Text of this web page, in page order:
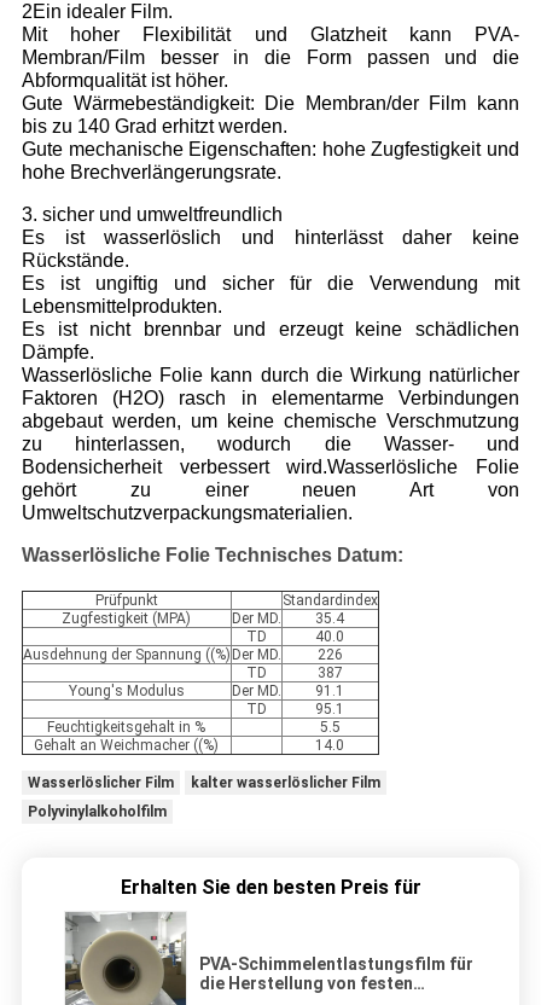
2Ein idealer Film.
Mit hoher Flexibilität und Glatzheit kann PVA-
Membran/Film besser in die Form passen und die
Abformqualität ist höher.
Gute Wärmebeständigkeit: Die Membran/der Film kann
bis zu 140 Grad erhitzt werden.
Gute mechanische Eigenschaften: hohe Zugfestigkeit und
hohe Brechverlängerungsrate.
3. sicher und umweltfreundlich
Es ist wasserlöslich und hinterlässt daher keine
Rückstände.
Es ist ungiftig und sicher für die Verwendung mit
Lebensmittelprodukten.
Es ist nicht brennbar und erzeugt keine schädlichen
Dämpfe.
Wasserlösliche Folie kann durch die Wirkung natürlicher
Faktoren (H2O) rasch in elementarme Verbindungen
abgebaut werden, um keine chemische Verschmutzung
zu hinterlassen, wodurch die Wasser- und
Bodensicherheit verbessert wird.Wasserlösliche Folie
gehört zu einer neuen Art von
Umweltschutzverpackungsmaterialien.
Wasserlösliche Folie Technisches Datum:
Prüfpunkt
Standardindex
Zugfestigkeit (MPA)
Der MD.
35.4
TD
40.0
Ausdehnung der Spannung ((%) Der MD.
226
TD
387
Young's Modulus
Der MD.
91.1
TD
95.1
Feuchtigkeitsgehalt in %
5.5
Gehalt an Weichmacher ((%)
14.0
Wasserlöslicher Film
kalter wasserlöslicher Film
Polyvinylalkoholfilm
Erhalten Sie den besten Preis für
PVA-Schimmelentlastungsfilm für
die Herstellung von festen